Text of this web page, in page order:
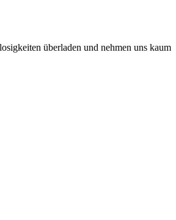
überladen und nehmen uns kaum